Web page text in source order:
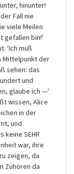
hinunter!
Fall nie
viele Meilen
gefallen bin!'
'Ich muß
Mittelpunkt der
sehen: das
und
glaube ich —'
wissen, Alice
in der
und
keine SEHR
war, ihre
zeigen, da
Zuhören da